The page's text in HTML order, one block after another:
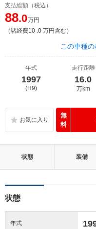
支払総額（税込）
88.0万円
（諸経費10 .0 万円含む）
この車種
年式
1997
(H9)
走行距離
16.0
万km
無
料
状態 装備
状態
年式